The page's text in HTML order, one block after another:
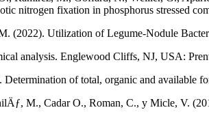
nitrogen fixation in phosphorus stressed
(2022). Utilization of Legume-Nodule
analysis. Englewood Cliffs, NJ, USA:
of total, organic and available
M., Cadar O., Roman, C., y Micle, V.